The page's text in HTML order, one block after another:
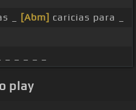
_ [Abm] caricias para _
play